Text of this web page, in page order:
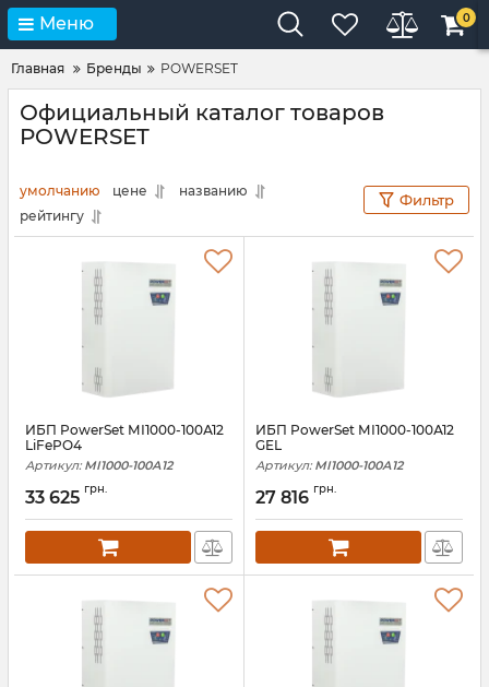
Меню 0
Главная Бренды POWERSET
Официальный каталог товаров
POWERSET
умолчанию цене
названию
рейтингу
Фильтр
ИБП PowerSet МІ1000-100А12
LiFePO4
Артикул: МІ1000-100А12
33 625 грн.
ИБП PowerSet МІ1000-100А12
GEL
Артикул: МІ1000-100А12
27 816 грн.